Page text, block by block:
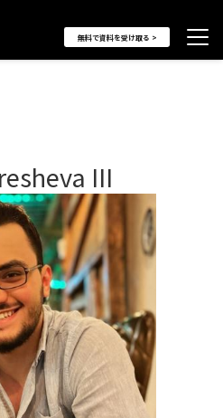
無料で資料を受け取る >
III